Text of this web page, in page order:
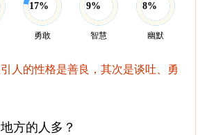
17%
勇敢
9%
智慧
8%
幽默
人的性格是善良，其次是谈吐、勇
方的人多？